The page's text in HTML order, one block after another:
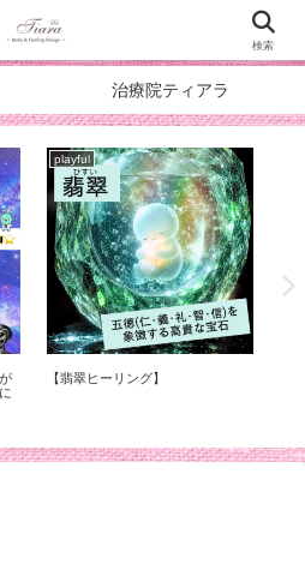
治療院ティアラ
playful
【翡翠ヒーリング】
検索